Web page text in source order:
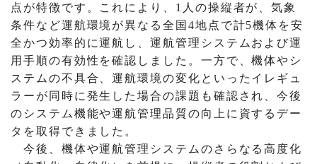
点が特徴です。これにより、1人の操縦者が、気象
条件など運航環境が異なる全国4地点で計5機体を安
全かつ効率的に運航し、運航管理システムおよび運
用手順の有効性を確認しました。一方で、機体やシ
ステムの不具合、運航環境の変化といったイレギュ
ラーが同時に発生した場合の課題も確認され、今後
のシステム機能や運航管理品質の向上に資するデー
タを取得できました。
今後、機体や運航管理システムのさらなる高度化